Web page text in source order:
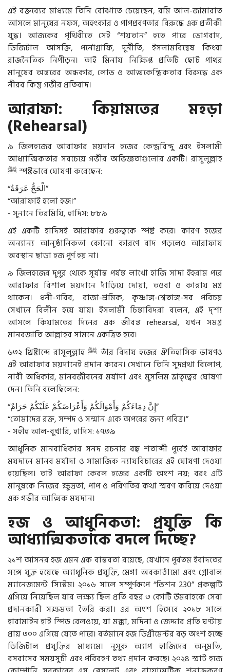
এই বক্তব্যের মাধ্যমে তিনি বোঝাতে চেয়েছেন, রমি আল-জামারাত
আসলে মানুষের নফস, অহংকার ও পাপপ্রবণতার বিরুদ্ধে এক প্রতীকী
যুদ্ধ। আজকের পৃথিবীতে সেই “শয়তান” হতে পারে ভোগবাদ,
ডিজিটাল আসক্তি, পর্নোগ্রাফি, দুর্নীতি, ইসলামবিদ্বেষ কিংবা
রাজনৈতিক নিপীড়ন। তাই মিনায় নিক্ষিপ্ত প্রতিটি ছোট পাথর
মানুষের অন্তরের অন্ধকার, লোভ ও আত্মকেন্দ্রিকতার বিরুদ্ধে এক
নীরব কিন্তু গভীর প্রতিবাদ।
আরাফা: কিয়ামতের মহড়া
(Rehearsal)
৯ জিলহজের আরাফার ময়দান হজের কেন্দ্রবিন্দু এবং ইসলামী
আধ্যাত্মিকতার সবচেয়ে গভীর অভিজ্ঞতাগুলোর একটি। রাসূলুল্লাহ
ﷺস্পষ্টভাবে ঘোষণা করেছেন:
“
الْحَجُّ عَرَفَةُ
”
“আরাফাই হলো হজ।”
- সুনানে তিরমিযি, হাদিস: ৮৮৯
এই একটি হাদিসই আরাফার গুরুত্বকে স্পষ্ট করে। কারণ হজের
অন্যান্য আনুষ্ঠানিকতা কোনো কারণে বাদ পড়লেও আরাফায়
অবস্থান ছাড়া হজ পূর্ণ হয় না।
৯ জিলহজের দুপুর থেকে সূর্যাস্ত পর্যন্ত লাখো হাজি সাদা ইহরাম পরে
আরাফার বিশাল ময়দানে দাঁড়িয়ে দোয়া, তওবা ও কান্নায় মগ্ন
থাকেন। ধনী-গরিব, রাজা-শ্রমিক, কৃষ্ণাঙ্গ-শ্বেতাঙ্গ-সব পরিচয়
সেখানে বিলীন হয়ে যায়। ইসলামী চিন্তাবিদরা বলেন, এই দৃশ্য
আসলে কিয়ামতের দিনের এক জীবন্ত rehearsal, যখন সমগ্র
মানবজাতি আল্লাহর সামনে একত্রিত হবে।
৬৩২ খ্রিষ্টাব্দে রাসূলুল্লাহﷺ তাঁর বিদায় হজের ঐতিহাসিক ভাষণও
এই আরাফার ময়দানেই প্রদান করেন। সেখানে তিনি সুদপ্রথা বিলোপ,
নারী অধিকার, মানবজীবনের মর্যাদা এবং মুসলিম ভ্রাতৃত্বের ঘোষণা
দেন। তিনি বলেছিলেন:
“
إِنَّدِمَاءَكُمْ وَأَمْوَالَكُمْ وَأَعْرَاضَكُمْ عَلَيْكُمْ حَرَامٌ
”
“তোমাদের রক্ত, সম্পদ ও সম্মান একে অপরের জন্য পবিত্র।”
- সহীহ আল-বুখারি, হাদিস: ১৭৩৯
আধুনিক মানবাধিকার সনদ রচনার বহু শতাব্দী পূর্বেই আরাফার
ময়দানে মানব মর্যাদা ও সামাজিক ন্যায়বিচারের এই ঘোষণা দেওয়া
হয়েছিল। তাই আরাফা কেবল হজের একটি অংশ নয়; বরং এটি
মানুষকে নিজের ক্ষুদ্রতা, পাপ ও পরিণতির কথা স্মরণ করিয়ে দেওয়া
এক গভীর আত্মিক ময়দান।
হজ ও আধুনিকতা: প্রযুক্তি কি
আধ্যাত্মিকতাকে বদলে দিচ্ছে?
২১শ আসনর হজ এমন এক বাস্তবতা রয়েছে, যেখানে পূর্বতম ইবাদতের
সঙ্গে যুক্ত হয়েছে অ্যাধুনিক প্রযুক্তি, মেগা অবকাঠামো এবং গ্লোবাল
ম্যানেজমেন্ট সিস্টেম। ২০১৬ সালে সম্পূর্ণরূপে “ভিশন 230” প্রকল্পটি
এগিয়ে নিয়েছিল যার লক্ষ্য ছিল প্রতি বছর ৩ কোটি উমরাহকে সেবা
প্রদানকারী সক্ষমতা তৈরি করা। এর অংশ হিসেবে ২০১৮ সালে
হারামাইন হাই স্পিড রেলওয়ে, যা মক্কা, মদিনা ও জেদ্দার প্রতি ঘণ্টায়
প্রায় ৩০০ এগিয়ে যেতে পারে। বর্তমানে হজ ডিগ্রীমেন্টর বড় অংশ হচ্ছে
ডিজিটাল প্রযুক্তির মাধ্যমে। নুসুক অ্যাপ হাজিদের অনুমতি,
বসবাসের সময়সূচী এবং পরিবহণ তথ্য প্রদান করছে। ২০২৪ স্মার্ট হজে